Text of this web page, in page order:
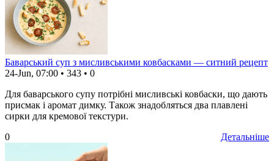
Баварський суп з мисливськими ковбасками — ситний рецепт
24-Jun, 07:00 • 343 • 0
Для баварського супу потрібні мисливські ковбаски, що дають
присмак і аромат димку. Також знадобляться два плавлені
сирки для кремової текстури.
Детальніше
0